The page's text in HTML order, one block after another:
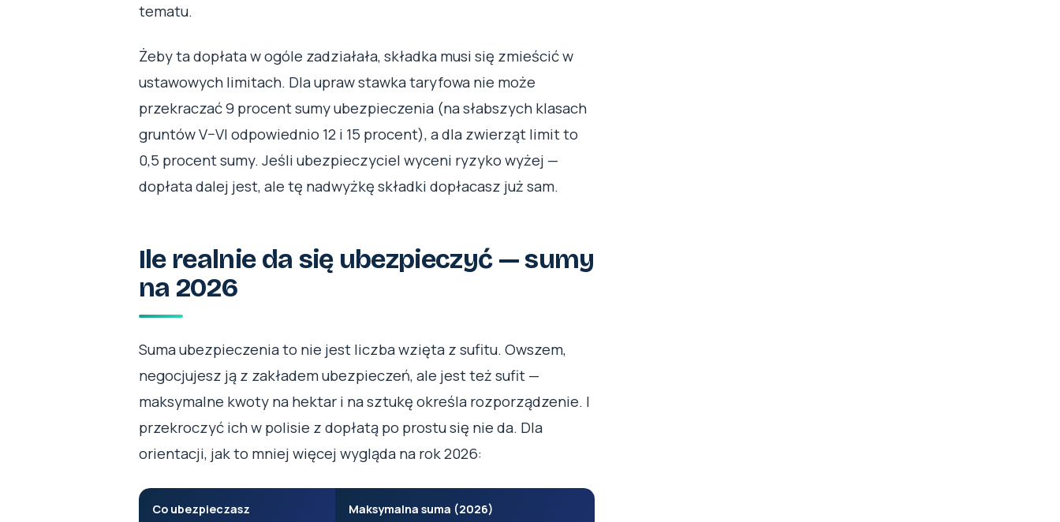
tematu.
Żeby ta dopłata w ogóle zadziałała, składka musi się zmieścić w
ustawowych limitach. Dla upraw stawka taryfowa nie może
przekraczać 9 procent sumy ubezpieczenia (na słabszych klasach
gruntów V–VI odpowiednio 12 i 15 procent), a dla zwierząt limit to
0,5 procent sumy. Jeśli ubezpieczyciel wyceni ryzyko wyżej —
dopłata dalej jest, ale tę nadwyżkę składki dopłacasz już sam.
Ile realnie da się ubezpieczyć — sumy
na 2026
Suma ubezpieczenia to nie jest liczba wzięta z sufitu. Owszem,
negocjujesz ją z zakładem ubezpieczeń, ale jest też sufit —
maksymalne kwoty na hektar i na sztukę określa rozporządzenie. I
przekroczyć ich w polisie z dopłatą po prostu się nie da. Dla
orientacji, jak to mniej więcej wygląda na rok 2026:
Co ubezpieczasz Maksymalna suma (2026)